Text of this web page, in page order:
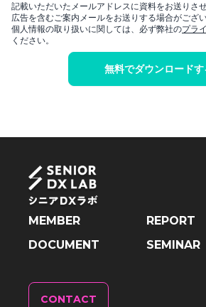
記載いただいたメールアドレスに資料をお送りさ
広告を含むご案内メールをお送りする場合がござい
個人情報の取り扱いに関しては、必ず弊社のプラ
ください。
無料でダウンロードす
MEMBER
REPORT
DOCUMENT
SEMINAR
CONTACT